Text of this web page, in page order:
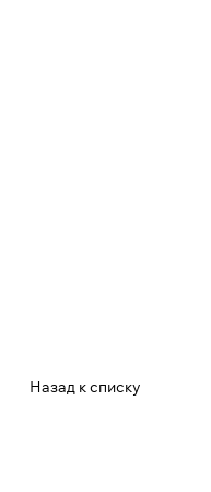
Назад к списку